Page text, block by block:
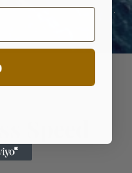
Speed